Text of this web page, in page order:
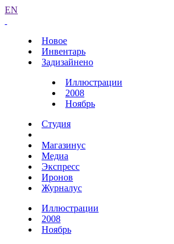
EN
Новое
Инвентарь
Задизайнено
Иллюстрации
2008
Ноябрь
Студия
Магазинус
Медиа
Экспресс
Иронов
Журналус
Иллюстрации
2008
Ноябрь